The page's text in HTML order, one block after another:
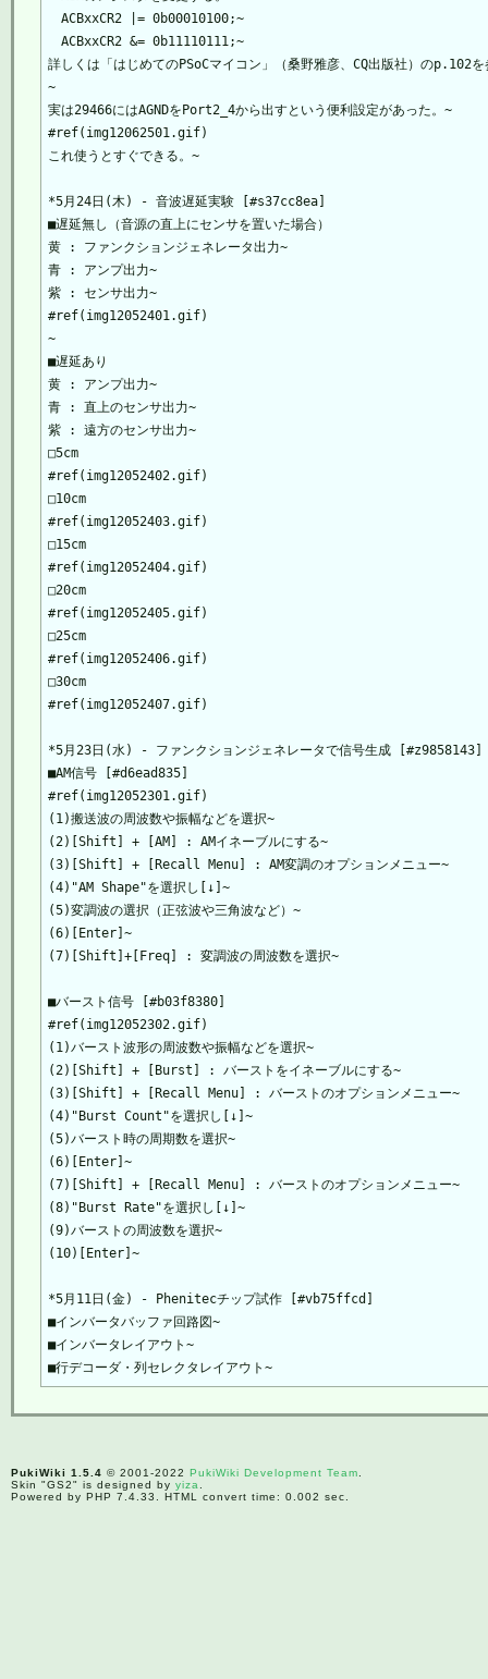
ACBxxCR2 |= 0b00010100;~
ACBxxCR2 &= 0b11110111;~
詳しくは「はじめてのPSoCマイコン」（桑野雅彦、CQ出版社）のp.102を
~
実は29466にはAGNDをPort2_4から出すという便利設定があった。~
#ref(img12062501.gif)
これ使うとすぐできる。~
*5月24日(木) - 音波遅延実験 [#s37cc8ea]
■遅延無し（音源の直上にセンサを置いた場合）
黄 : ファンクションジェネレータ出力~
青 : アンプ出力~
紫 : センサ出力~
#ref(img12052401.gif)
~
■遅延あり
黄 : アンプ出力~
青 : 直上のセンサ出力~
紫 : 遠方のセンサ出力~
□5cm
#ref(img12052402.gif)
□10cm
#ref(img12052403.gif)
□15cm
#ref(img12052404.gif)
□20cm
#ref(img12052405.gif)
□25cm
#ref(img12052406.gif)
□30cm
#ref(img12052407.gif)
*5月23日(水) - ファンクションジェネレータで信号生成 [#z9858143]
■AM信号 [#d6ead835]
#ref(img12052301.gif)
(1)搬送波の周波数や振幅などを選択~
(2)[Shift] + [AM] : AMイネーブルにする~
(3)[Shift] + [Recall Menu] : AM変調のオプションメニュー~
(4)"AM Shape"を選択し[↓]~
(5)変調波の選択（正弦波や三角波など）~
(6)[Enter]~
(7)[Shift]+[Freq] : 変調波の周波数を選択~
■バースト信号 [#b03f8380]
#ref(img12052302.gif)
(1)バースト波形の周波数や振幅などを選択~
(2)[Shift] + [Burst] : バーストをイネーブルにする~
(3)[Shift] + [Recall Menu] : バーストのオプションメニュー~
(4)"Burst Count"を選択し[↓]~
(5)バースト時の周期数を選択~
(6)[Enter]~
(7)[Shift] + [Recall Menu] : バーストのオプションメニュー~
(8)"Burst Rate"を選択し[↓]~
(9)バーストの周波数を選択~
(10)[Enter]~
*5月11日(金) - Phenitecチップ試作 [#vb75ffcd]
■インバータバッファ回路図~
■インバータレイアウト~
■行デコーダ・列セレクタレイアウト~
PukiWiki 1.5.4 © 2001-2022 PukiWiki Development Team
Skin "GS2" is designed by yiza
Powered by PHP 7.4.33. HTML convert time: 0.002 sec.